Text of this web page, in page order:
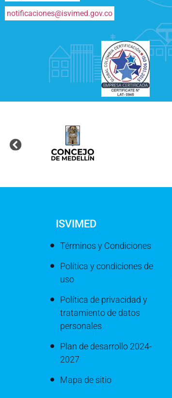
notificaciones@isvimed.gov.co
ISVIMED
Términos y Condiciones
Política y condiciones de
uso
Política de privacidad y
tratamiento de datos
personales
Plan de desarrollo 2024-
2027
Mapa de sitio